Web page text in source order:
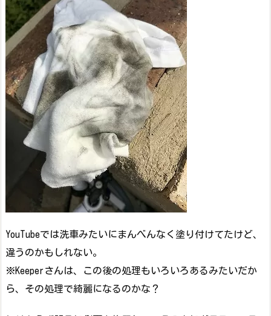
YouTubeでは洗車みたいにまんべんなく塗り付けてたけど、
違うのかもしれない。
※Keeperさんは、この後の処理もいろいろあるみたいだか
ら、その処理で綺麗になるのかな？